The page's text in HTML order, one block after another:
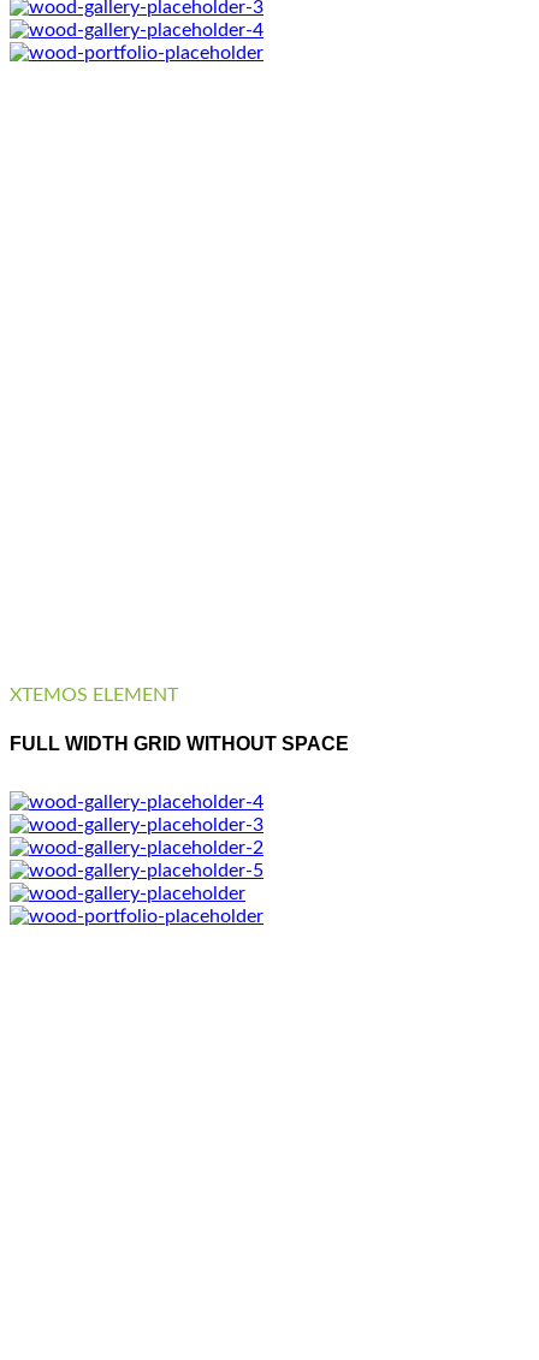
XTEMOS ELEMENT
FULL WIDTH GRID WITHOUT SPACE